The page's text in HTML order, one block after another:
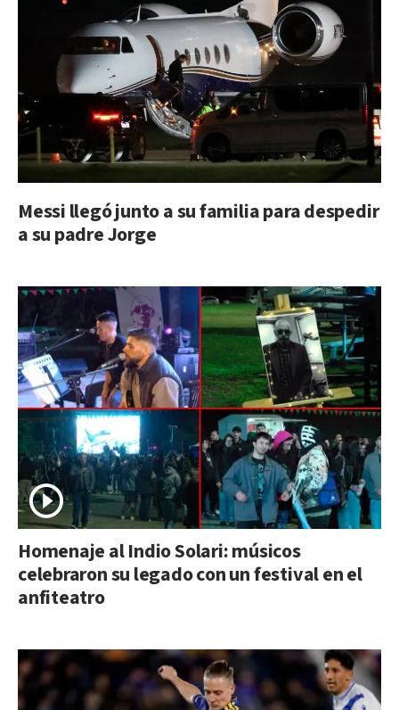
Messi llegó junto a su familia para despedir
a su padre Jorge
Homenaje al Indio Solari: músicos
celebraron su legado con un festival en el
anfiteatro